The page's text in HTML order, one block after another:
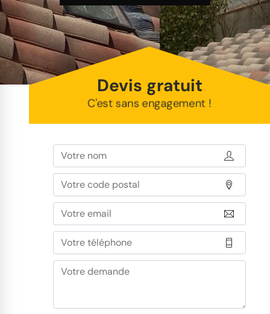
Devis gratuit
C'est sans engagement !